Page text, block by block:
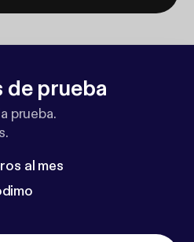
de prueba
prueba.
al mes